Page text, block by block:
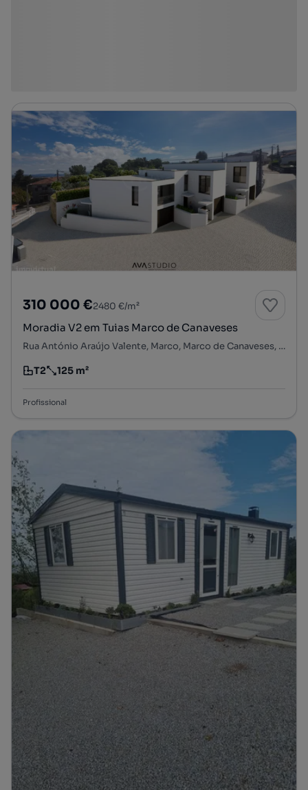
310 000 €2480 €/m²
Moradia V2 em Tuias Marco de Canaveses
Rua António Araújo Valente, Marco, Marco de Canaveses, Porto
Tipologia
T2
Preço por metro quadrado
125 m²
Profissional